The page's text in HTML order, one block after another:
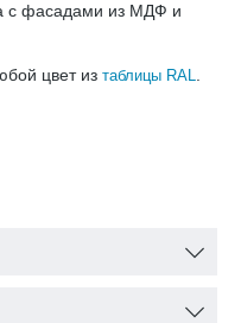
с фасадами из МДФ и
цвет из таблицы RAL